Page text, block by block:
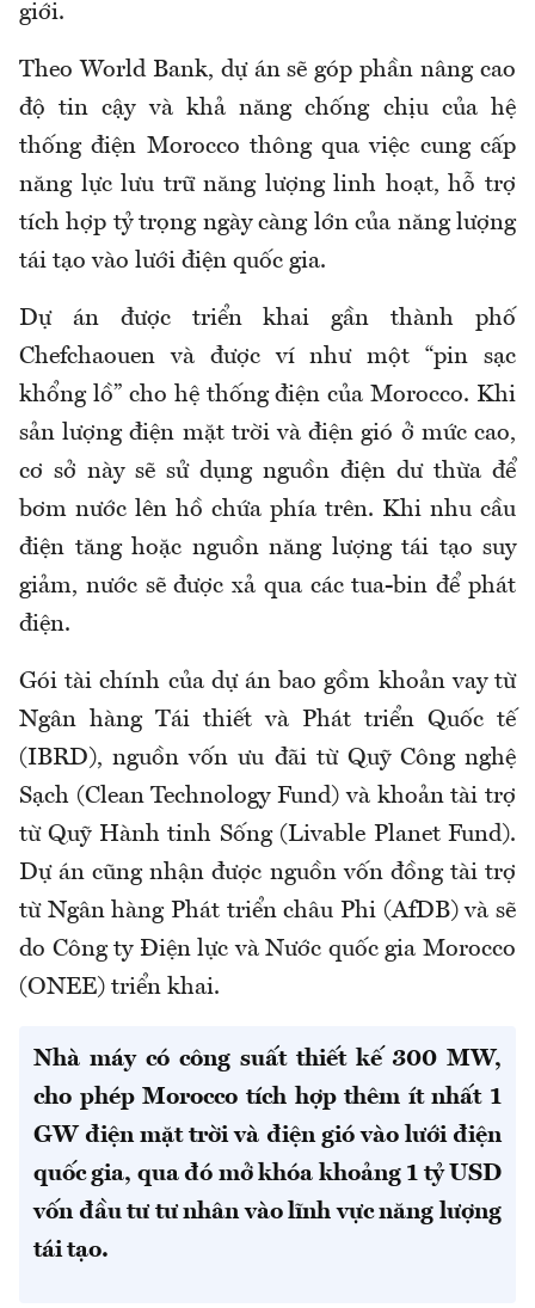
giới.
Theo World Bank, dự án sẽ góp phần nâng cao
độ tin cậy và khả năng chống chịu của hệ
thống điện Morocco thông qua việc cung cấp
năng lực lưu trữ năng lượng linh hoạt, hỗ trợ
tích hợp tỷ trọng ngày càng lớn của năng lượng
tái tạo vào lưới điện quốc gia.
Dự án được triển khai gần thành phố
Chefchaouen và được ví như một “pin sạc
khổng lồ” cho hệ thống điện của Morocco. Khi
sản lượng điện mặt trời và điện gió ở mức cao,
cơ sở này sẽ sử dụng nguồn điện dư thừa để
bơm nước lên hồ chứa phía trên. Khi nhu cầu
điện tăng hoặc nguồn năng lượng tái tạo suy
giảm, nước sẽ được xả qua các tua-bin để phát
điện.
Gói tài chính của dự án bao gồm khoản vay từ
Ngân hàng Tái thiết và Phát triển Quốc tế
(IBRD), nguồn vốn ưu đãi từ Quỹ Công nghệ
Sạch (Clean Technology Fund) và khoản tài trợ
từ Quỹ Hành tinh Sống (Livable Planet Fund).
Dự án cũng nhận được nguồn vốn đồng tài trợ
từ Ngân hàng Phát triển châu Phi (AfDB) và sẽ
do Công ty Điện lực và Nước quốc gia Morocco
(ONEE) triển khai.
Nhà máy có công suất thiết kế 300 MW,
cho phép Morocco tích hợp thêm ít nhất 1
GW điện mặt trời và điện gió vào lưới điện
quốc gia, qua đó mở khóa khoảng 1 tỷ USD
vốn đầu tư tư nhân vào lĩnh vực năng lượng
tái tạo.